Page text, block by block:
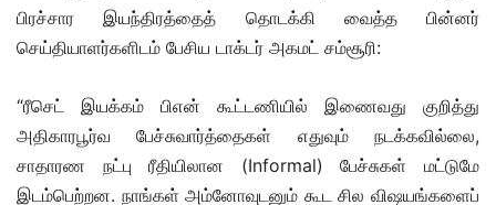
பிரச்சார இயந்திரத்தைத் தொடக்கி வைத்த பின்னர்
செய்தியாளர்களிடம் பேசிய டாக்டர் அகமட் சம்சூரி:
“ரீசெட் இயக்கம் பிஎன் கூட்டணியில் இணைவது குறித்து
அதிகாரபூர்வ பேச்சுவார்த்தைகள் எதுவும் நடக்கவில்லை,
சாதாரண நட்பு ரீதியிலான (Informal) பேச்சுகள் மட்டுமே
இடம்பெற்றன. நாங்கள் அம்னோவுடனும் கூட சில விஷயங்களைப்